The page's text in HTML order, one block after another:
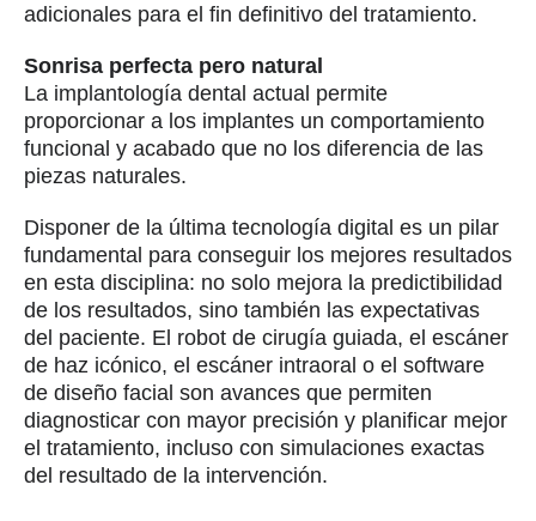
adicionales para el fin definitivo del tratamiento.
Sonrisa perfecta pero natural
La implantología dental actual permite
proporcionar a los implantes un comportamiento
funcional y acabado que no los diferencia de las
piezas naturales.
Disponer de la última tecnología digital es un pilar
fundamental para conseguir los mejores resultados
en esta disciplina: no solo mejora la predictibilidad
de los resultados, sino también las expectativas
del paciente. El robot de cirugía guiada, el escáner
de haz icónico, el escáner intraoral o el software
de diseño facial son avances que permiten
diagnosticar con mayor precisión y planificar mejor
el tratamiento, incluso con simulaciones exactas
del resultado de la intervención.